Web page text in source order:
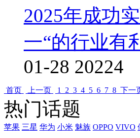
2025年成功
一“的行业有
01-28 20224
首页 上一页 1 2 3 4 5 6 7 8 下一
热门话题
苹果 三星 华为 小米 魅族 OPPO VIVO